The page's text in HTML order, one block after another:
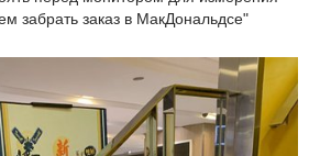
забрать заказ в МакДональдсе"